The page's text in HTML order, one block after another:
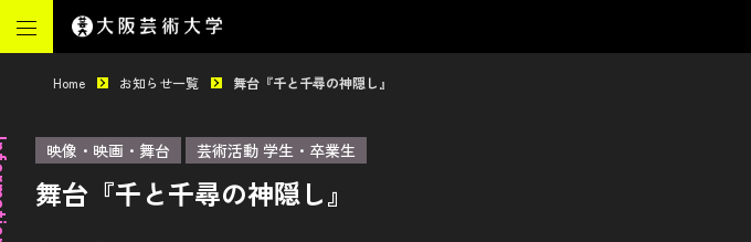
Home お知らせ一覧 舞台『千と千尋の神隠し』
映像・映画・舞台 芸術活動 学生・卒業生
舞台『千と千尋の神隠し』